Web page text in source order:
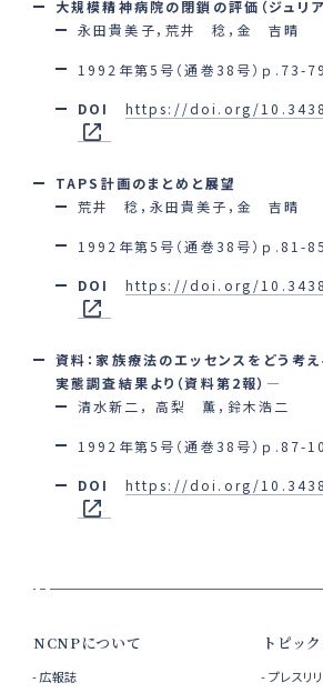
大規模精神病院の閉鎖の評価（ジュリア
永田貴美子，荒井 稔，金 吉晴
1992年第5号（通巻38号）ｐ.73-79
DOI https://doi.org/
TAPS計画のまとめと展望
荒井 稔，永田貴美子，金 吉晴
1992年第5号（通巻38号）ｐ.81-85
DOI https://doi.org/
資料：家族療法のエッセンスをどう考
実態調査結果より（資料第2報）―
清水新二， 高梨 薫，鈴木浩二
1992年第5号（通巻38号）ｐ.87-
DOI https://doi.org/
NCNPについて
広報誌
トピッ
プレスリ